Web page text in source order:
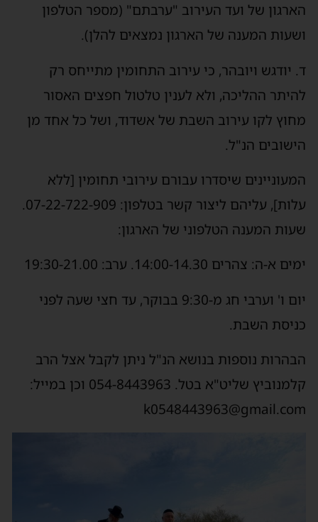
הארגון של ועד העירוב "ערבתם" (מספר הטלפון
ושעות המענה של הארגון נמצאים להלן).
ד. יודגש ויובהר, כי עירוב התחומין מתייחס רק
להיתר ההליכה, ולא לענין טלטול חפצים האסור
מחוץ לקו עירוב השבת של אשדוד, ושל כל אחד מן
הישובים הנ"ל.
המעוניינים שיסדרו עבורם עירובי תחומין [ללא
עלות], עליהם ליצור קשר בטלפון: 07-22-722-909.
שעות המענה הטלפוני של הארגון:
ימים א-ה: צהרים 14:00-14.30. ערב: 19:30-21.00
יום ו' וערבי חג מ-9:30 בבוקר, עד חצי שעה לפני
כניסת השבת.
הבהרות נוספות בנושא הנ"ל ניתן לקבל אצל הרב
קלמנוביץ שליט"א בטל. 054-8443963 וכן במייל:
k0548443963@gmail.com